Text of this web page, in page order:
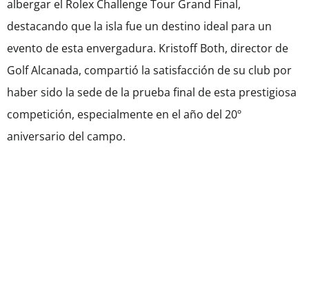
albergar el Rolex Challenge Tour Grand Final,
destacando que la isla fue un destino ideal para un
evento de esta envergadura. Kristoff Both, director de
Golf Alcanada, compartió la satisfacción de su club por
haber sido la sede de la prueba final de esta prestigiosa
competición, especialmente en el año del 20º
aniversario del campo.